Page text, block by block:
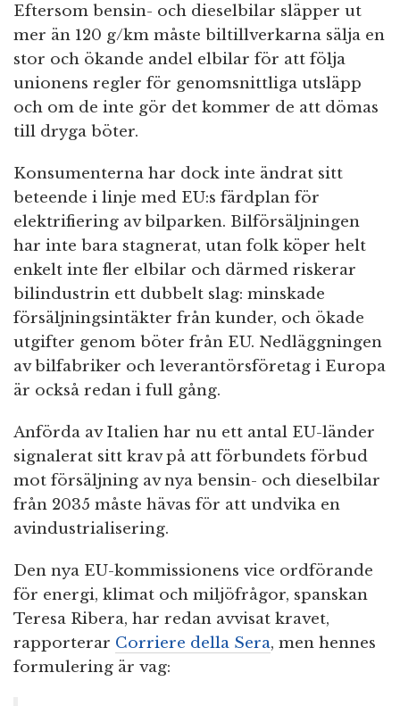
Eftersom bensin- och dieselbilar släpper ut
mer än 120 g/km måste biltillverkarna sälja en
stor och ökande andel elbilar för att följa
unionens regler för genomsnittliga utsläpp
och om de inte gör det kommer de att dömas
till dryga böter.
Konsumenterna har dock inte ändrat sitt
beteende i linje med EU:s färdplan för
elektrifiering av bilparken. Bilförsäljningen
har inte bara stagnerat, utan folk köper helt
enkelt inte fler elbilar och därmed riskerar
bilindustrin ett dubbelt slag: minskade
försäljningsintäkter från kunder, och ökade
utgifter genom böter från EU. Nedläggningen
av bilfabriker och leverantörsföretag i Europa
är också redan i full gång.
Anförda av Italien har nu ett antal EU-länder
signalerat sitt krav på att förbundets förbud
mot försäljning av nya bensin- och dieselbilar
från 2035 måste hävas för att undvika en
avindustrialisering.
Den nya EU-kommissionens vice ordförande
för energi, klimat och miljöfrågor, spanskan
Teresa Ribera, har redan avvisat kravet,
rapporterar Corriere della Sera, men hennes
formulering är vag: